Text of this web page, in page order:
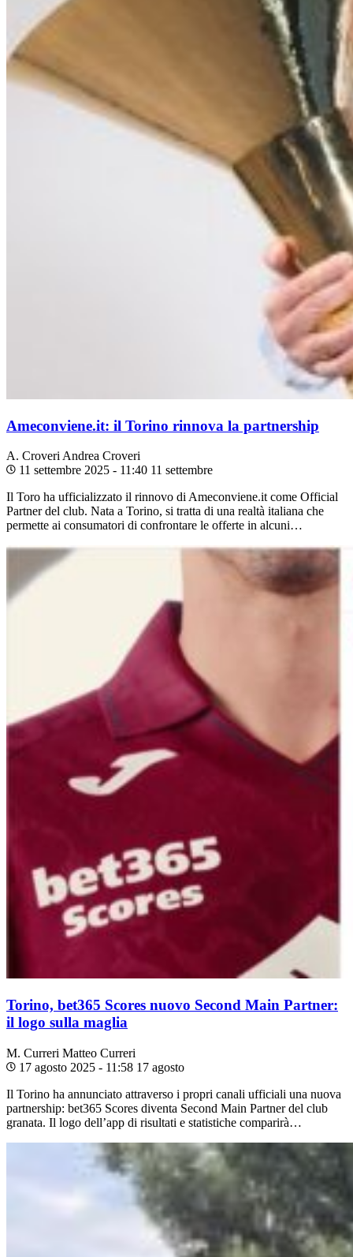
Ameconviene.it: il Torino rinnova la partnership
A. Croveri Andrea Croveri
11 settembre 2025 - 11:40 11 settembre
Il Toro ha ufficializzato il rinnovo di Ameconviene.it come Official
Partner del club. Nata a Torino, si tratta di una realtà italiana che
permette ai consumatori di confrontare le offerte in alcuni…
Torino, bet365 Scores nuovo Second Main Partner:
il logo sulla maglia
M. Curreri Matteo Curreri
17 agosto 2025 - 11:58 17 agosto
Il Torino ha annunciato attraverso i propri canali ufficiali una nuova
partnership: bet365 Scores diventa Second Main Partner del club
granata. Il logo dell’app di risultati e statistiche comparirà…